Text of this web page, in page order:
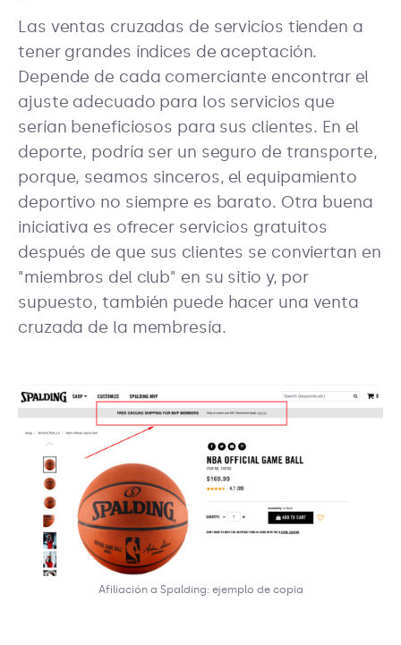
Las ventas cruzadas de servicios tienden a
tener grandes índices de aceptación.
Depende de cada comerciante encontrar el
ajuste adecuado para los servicios que
serían beneficiosos para sus clientes. En el
deporte, podría ser un seguro de transporte,
porque, seamos sinceros, el equipamiento
deportivo no siempre es barato. Otra buena
iniciativa es ofrecer servicios gratuitos
después de que sus clientes se conviertan en
"miembros del club" en su sitio y, por
supuesto, también puede hacer una venta
cruzada de la membresía.
Afiliación a Spalding: ejemplo de copia